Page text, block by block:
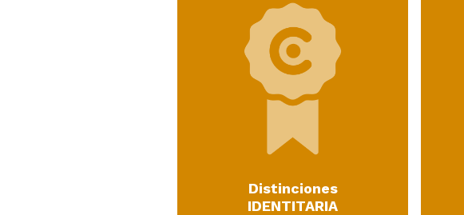
Distinciones
IDENTITARIA